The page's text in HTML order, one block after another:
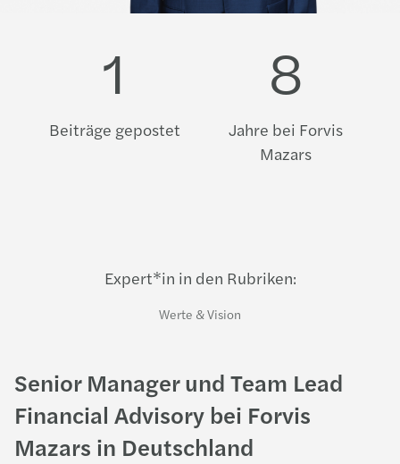
1
Beiträge gepostet
8
Jahre bei Forvis
Mazars
Expert*in in den Rubriken:
Werte & Vision
Senior Manager und Team Lead
Financial Advisory bei Forvis
Mazars in Deutschland